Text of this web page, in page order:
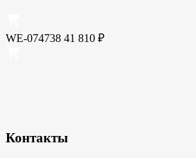
WE-074738 41 810 ₽
Контакты